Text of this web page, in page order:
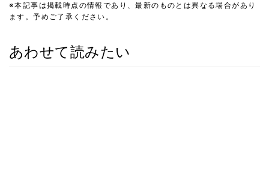
※本記事は掲載時点の情報であり、最新のものとは異なる場合があり
ます。予めご了承ください。
あわせて読みたい